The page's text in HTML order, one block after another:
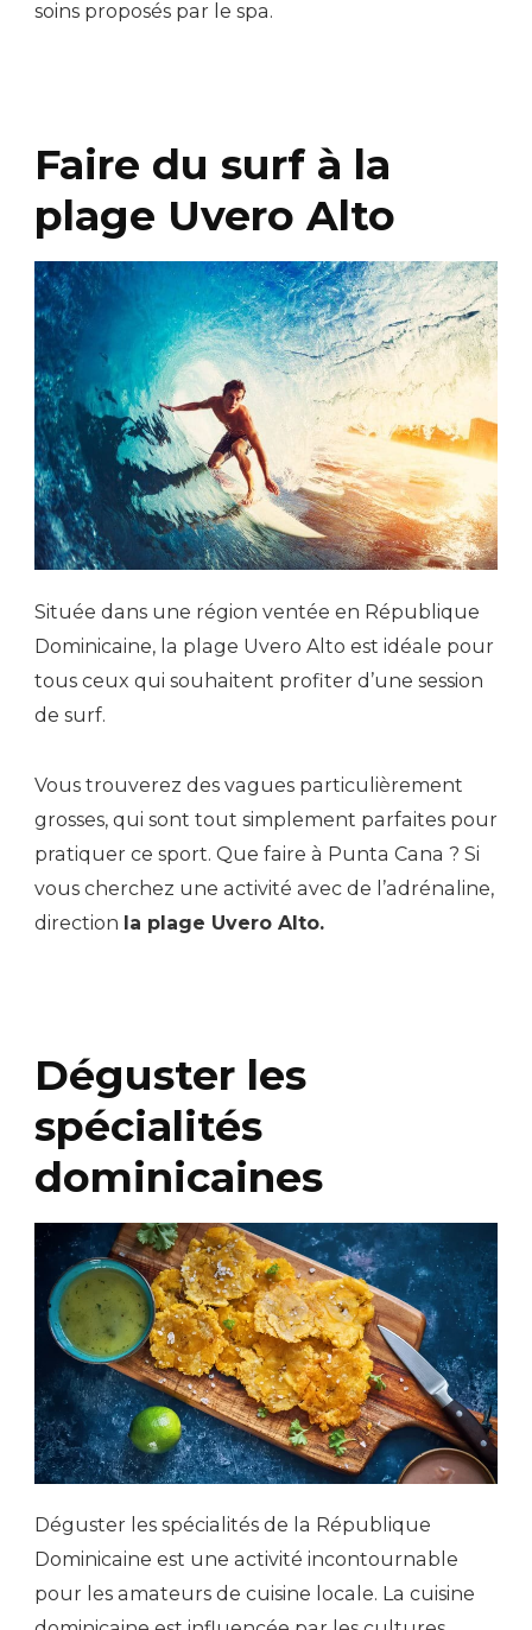
soins proposés par le spa.
Faire du surf à la
plage Uvero Alto
Située dans une région ventée en République
Dominicaine, la plage Uvero Alto est idéale pour
tous ceux qui souhaitent profiter d’une session
de surf.
Vous trouverez des vagues particulièrement
grosses, qui sont tout simplement parfaites pour
pratiquer ce sport. Que faire à Punta Cana ? Si
vous cherchez une activité avec de l’adrénaline,
direction la plage Uvero Alto.
Déguster les
spécialités
dominicaines
Déguster les spécialités de la République
Dominicaine est une activité incontournable
pour les amateurs de cuisine locale. La cuisine